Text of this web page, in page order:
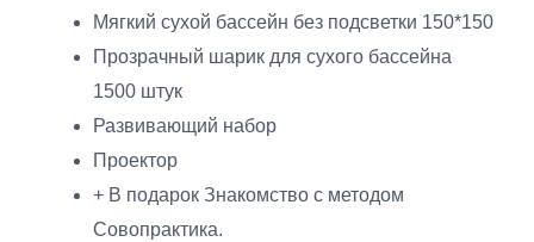
Мягкий сухой бассейн без подсветки 150*150
Прозрачный шарик для сухого бассейна
1500 штук
Развивающий набор
Проектор
+ В подарок Знакомство с методом
Совопрактика.